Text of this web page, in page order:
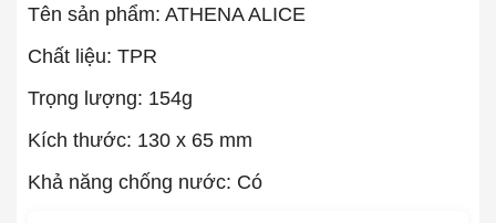
Tên sản phẩm: ATHENA ALICE
Chất liệu: TPR
Trọng lượng: 154g
Kích thước: 130 x 65 mm
Khả năng chống nước: Có